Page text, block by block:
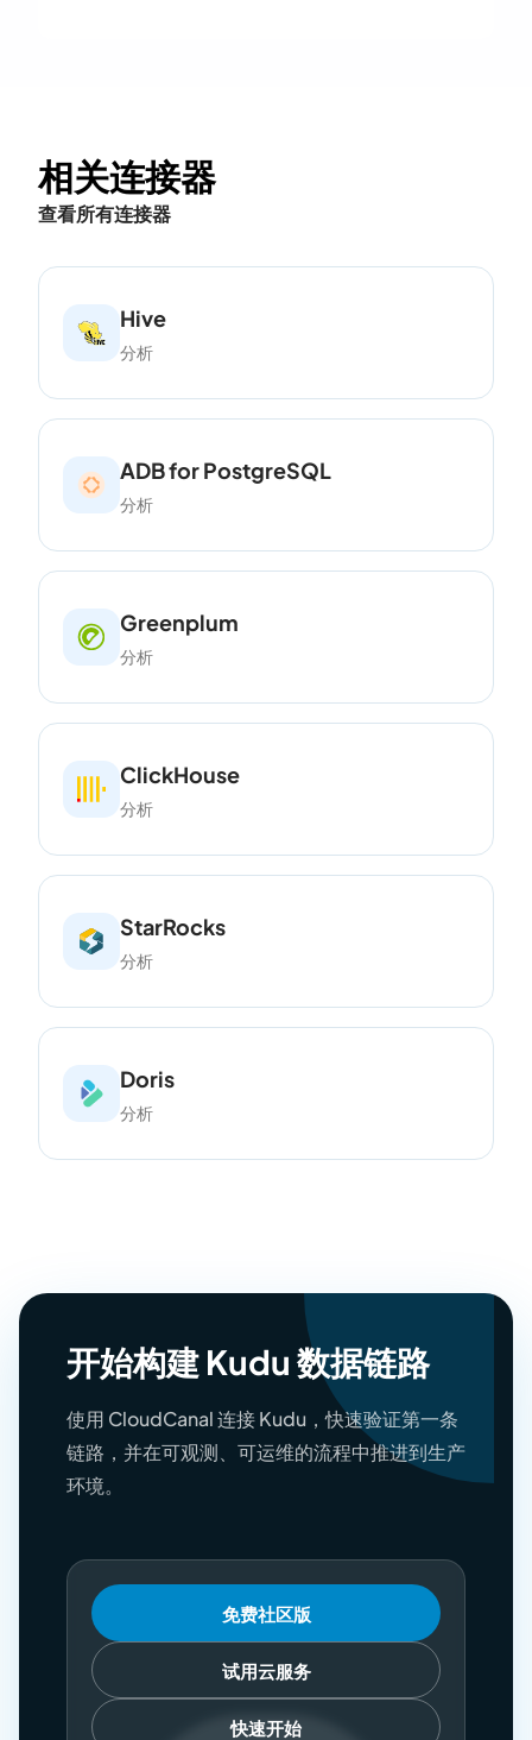
相关连接器
查看所有连接器
Hive
分析
ADB for PostgreSQL
分析
Greenplum
分析
ClickHouse
分析
StarRocks
分析
Doris
分析
开始构建 Kudu 数据链路
使用 CloudCanal 连接 Kudu，快速验证第一条
链路，并在可观测、可运维的流程中推进到生产
环境。
免费社区版
试用云服务
快速开始